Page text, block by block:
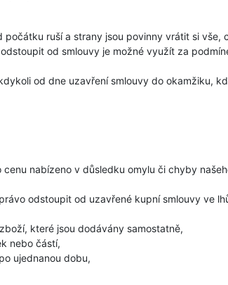
ruší a strany jsou povinny vrátit si vše,
od smlouvy je možné využít za
od dne uzavření smlouvy do okamžiku,
nabízeno v důsledku omylu či chyby
odstoupit od uzavřené kupní smlouvy ve
které jsou dodávány samostatně,
nebo částí,
ujednanou dobu,